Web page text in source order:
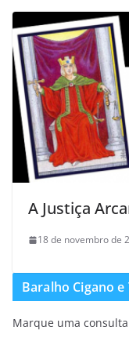
A Justiça
18 de novembro de
Baralho Cigano
Marque uma